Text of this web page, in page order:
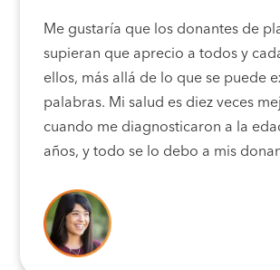
Me gustaría que los donantes de
supieran que aprecio a todos y
ellos, más allá de lo que se puede
palabras. Mi salud es diez veces
cuando me diagnosticaron a la
años, y todo se lo debo a mis